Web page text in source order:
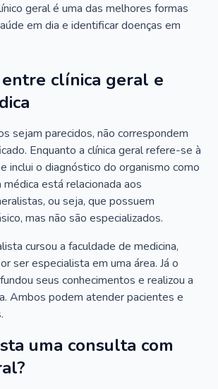
geral é uma das melhores formas
em dia e identificar doenças em
clínica geral e
sejam parecidos, não correspondem
Enquanto a clínica geral refere-se à
inclui o diagnóstico do organismo como
médica está relacionada aos
ou seja, que possuem
mas não são especializados.
cursou a faculdade de medicina,
ser especialista em uma área. Já o
seus conhecimentos e realizou a
Ambos podem atender pacientes e
uma consulta com